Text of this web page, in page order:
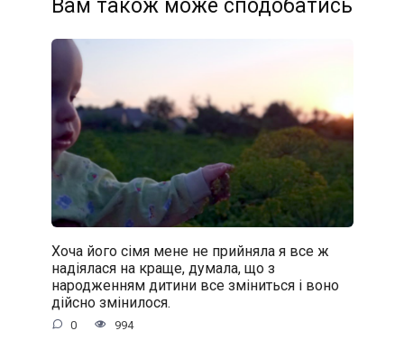
Вам також може сподобатись
Хоча його сімя мене не прийняла я все ж
надіялася на краще, думала, що з
народженням дитини все зміниться і воно
дійсно змінилося.
0 994